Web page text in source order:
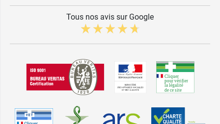
Tous nos avis sur Google